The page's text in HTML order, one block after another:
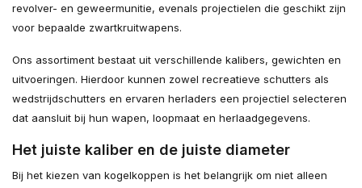
revolver- en geweermunitie, evenals projectielen die geschikt zijn
voor bepaalde zwartkruitwapens.
Ons assortiment bestaat uit verschillende kalibers, gewichten en
uitvoeringen. Hierdoor kunnen zowel recreatieve schutters als
wedstrijdschutters en ervaren herladers een projectiel selecteren
dat aansluit bij hun wapen, loopmaat en herlaadgegevens.
Het juiste kaliber en de juiste diameter
Bij het kiezen van kogelkoppen is het belangrijk om niet alleen